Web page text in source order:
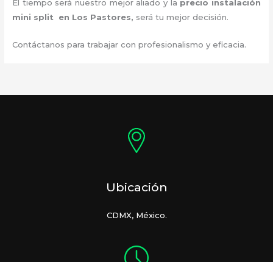
El tiempo será nuestro mejor aliado y la precio instalación
mini split en Los Pastores, será tu mejor decisión.
Contáctanos para trabajar con profesionalismo y eficacia.
Ubicación
CDMX, México.